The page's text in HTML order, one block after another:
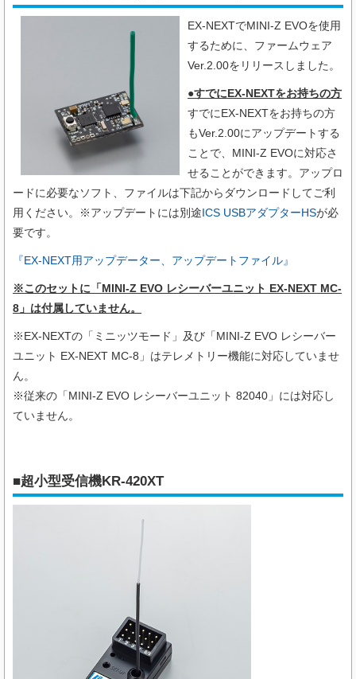
EX-NEXTでMINI-Z EVOを使用
するために、ファームウェア
Ver.2.00をリリースしました。
●すでにEX-NEXTをお持ちの方
すでにEX-NEXTをお持ちの方
もVer.2.00にアップデートする
ことで、MINI-Z EVOに対応さ
せることができます。アップロ
ードに必要なソフト、ファイルは下記からダウンロードしてご利
用ください。※アップデートには別途ICS USBアダプターHSが必
要です。
『EX-NEXT用アップデーター、アップデートファイル』
※このセットに「MINI-Z EVO レシーバーユニット EX-NEXT MC-
8」は付属していません。
※EX-NEXTの「ミニッツモード」及び「MINI-Z EVO レシーバー
ユニット EX-NEXT MC-8」はテレメトリー機能に対応していませ
ん。
※従来の「MINI-Z EVO レシーバーユニット 82040」には対応し
ていません。
■超小型受信機KR-420XT